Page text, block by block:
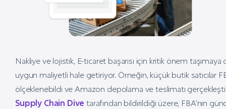
Nakliye ve lojistik, E-ticaret başarısı için kritik önem
uygun maliyetli hale getiriyor. Örneğin, küçük butik satıcılar
ölçeklenebildi ve Amazon depolama ve teslimatı
Supply Chain Dive tarafından bildirildiği üzere, FBA’nın